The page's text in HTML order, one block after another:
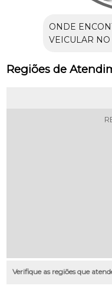
ONDE
VEICULAR
Regiões de
Verifique as regiões que